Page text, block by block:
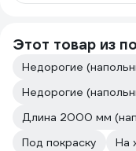
Этот товар из
Недорогие
Недорогие
Длина 2000 мм
Под покраску
На